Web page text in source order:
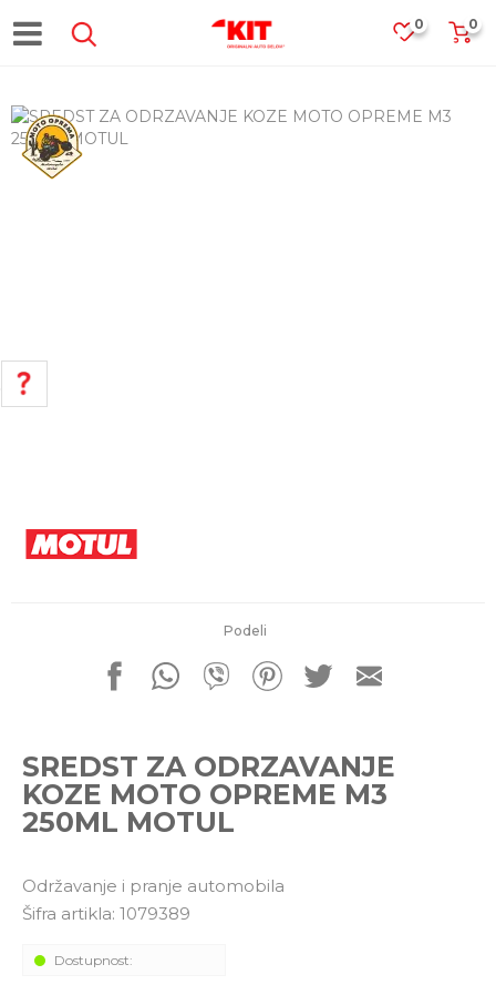
0
0
Podeli
SREDST ZA ODRZAVANJE
KOZE MOTO OPREME M3
250ML MOTUL
Održavanje i pranje automobila
Šifra artikla: 1079389
Dostupnost:
011 4427900
Pišite nam
office@kitcommerce.rs